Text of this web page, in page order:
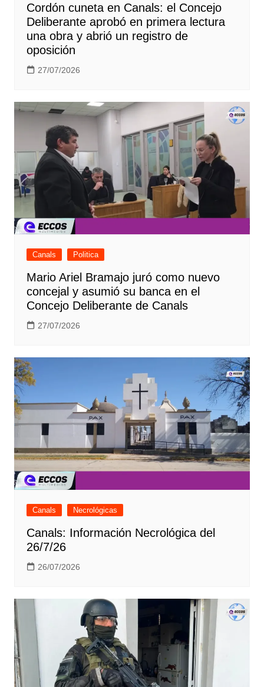
Cordón cuneta en Canals: el Concejo
Deliberante aprobó en primera lectura
una obra y abrió un registro de
oposición
27/07/2026
Canals Politica
Mario Ariel Bramajo juró como nuevo
concejal y asumió su banca en el
Concejo Deliberante de Canals
27/07/2026
Canals Necrológicas
Canals: Información Necrológica del
26/7/26
26/07/2026